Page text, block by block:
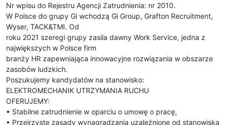
Nr wpisu do Rejestru Agencji Zatrudnienia: nr 2010.
W Polsce do grupy Gi wchodzą Gi Group, Grafton Recruitment,
Wyser, TACK&TMI. Od
roku 2021 szeregi grupy zasila dawny Work Service, jedna z
największych w Polsce firm
branży HR zapewniająca innowacyjne rozwiązania w obszarze
zasobów ludzkich.
Poszukujemy kandydatów na stanowisko:
ELEKTROMECHANIK UTRZYMANIA RUCHU
OFERUJEMY:
• Stabilne zatrudnienie w oparciu o umowę o pracę,
• Przejrzyste zasady wynagradzania uzależnione od stanowiska